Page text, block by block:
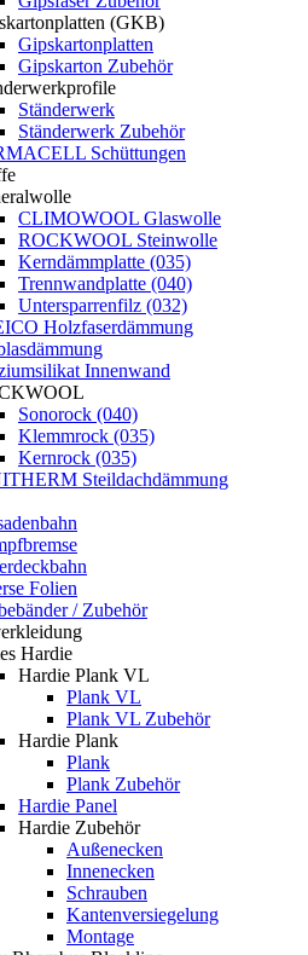
(GKB)
Gipskartonplatten
Gipskarton Zubehör
Ständerwerk
Ständerwerk Zubehör
Schüttungen
CLIMOWOOL Glaswolle
ROCKWOOL Steinwolle
Kerndämmplatte (035)
Trennwandplatte (040)
Untersparrenfilz (032)
Holzfaserdämmung
Innenwand
Sonorock (040)
Klemmrock (035)
Kernrock (035)
Steildachdämmung
Folien
/ Zubehör
Hardie
Hardie Plank VL
Plank VL
Plank VL Zubehör
Hardie Plank
Plank
Plank Zubehör
Hardie Panel
Hardie Zubehör
Außenecken
Innenecken
Schrauben
Kantenversiegelung
Montage